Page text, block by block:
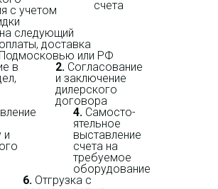
с учетом
счета
следующий
доставка
или РФ
в
2. Согласование
и заключение
дилерского
договора
и
4. Само­сто­-
ятель­ное
выставление
счета на
требуемое
оборудование
6. Отгрузка с